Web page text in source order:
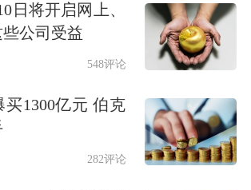
全要素支撑，夯实基层应
筹落实好人防、技防、工程
整治，压紧压实各级各方
形成齐抓共管、协同联动
日将开启网上、
公司受益
548评论
1300亿元 伯克
282评论